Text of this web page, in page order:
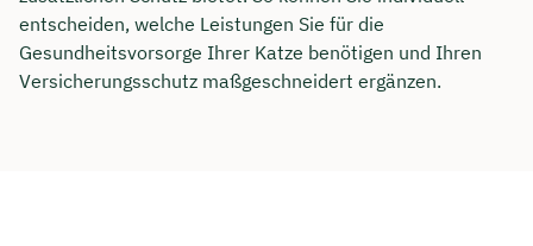
entscheiden, welche Leistungen Sie für die
Gesundheitsvorsorge Ihrer Katze benötigen und Ihren
Versicherungsschutz maßgeschneidert ergänzen.